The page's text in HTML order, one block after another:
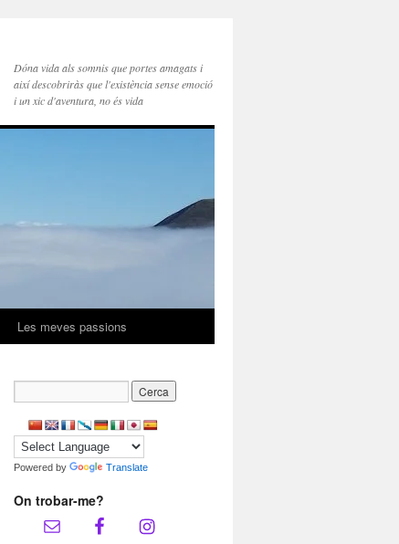
Dóna vida als somnis que portes amagats i
així descobriràs que l'existència sense emoció
i un xic d'aventura, no és vida
Les meves passions
Powered by Translate
On trobar-me?